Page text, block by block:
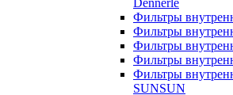
Dennerle
Фильтры
Фильтры
Фильтры
Фильтры
Фильтры
SUNSUN